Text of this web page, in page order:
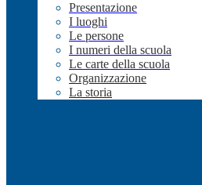
Presentazione
I luoghi
Le persone
I numeri della scuola
Le carte della scuola
Organizzazione
La storia